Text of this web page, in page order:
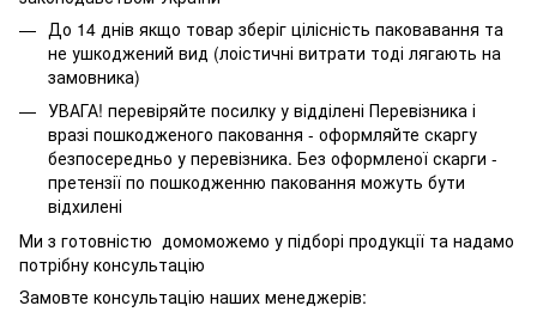
До 14 днів якщо товар зберіг цілісність паковавання та
не ушкоджений вид (лоістичні витрати тоді лягають на
замовника)
УВАГА! перевіряйте посилку у відділені Перевізника і
вразі пошкодженого паковання - оформляйте скаргу
безпосередньо у перевізника. Без оформленої скарги -
претензії по пошкодженню паковання можуть бути
відхилені
Ми з готовністю домоможемо у підборі продукції та надамо
потрібну консультацію
Замовте консультацію наших менеджерів: